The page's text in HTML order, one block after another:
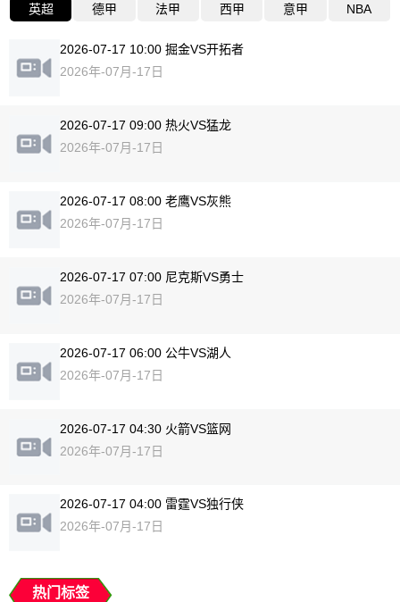
英超 德甲 法甲 西甲 意甲 NBA
2026-07-17 10:00 掘金VS开拓者
2026年-07月-17日
2026-07-17 09:00 热火VS猛龙
2026年-07月-17日
2026-07-17 08:00 老鹰VS灰熊
2026年-07月-17日
2026-07-17 07:00 尼克斯VS勇士
2026年-07月-17日
2026-07-17 06:00 公牛VS湖人
2026年-07月-17日
2026-07-17 04:30 火箭VS篮网
2026年-07月-17日
2026-07-17 04:00 雷霆VS独行侠
2026年-07月-17日
热门标签